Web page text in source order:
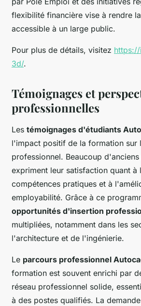
flexibilité financière vise à rendre
accessible à un large public.
Pour plus de détails, visitez
3d/.
Témoignages et
professionnelles
Les témoignages d'étudiants
l'impact positif de la formation sur
professionnel. Beaucoup
expriment leur satisfaction quant à
compétences pratiques et à
employabilité. Grâce à ce
opportunités d'insertion
multipliées, notamment dans les
l'architecture et de l'ingénierie.
Le parcours professionnel
formation est souvent enrichi par
réseau professionnel solide,
à des postes qualifiés. La